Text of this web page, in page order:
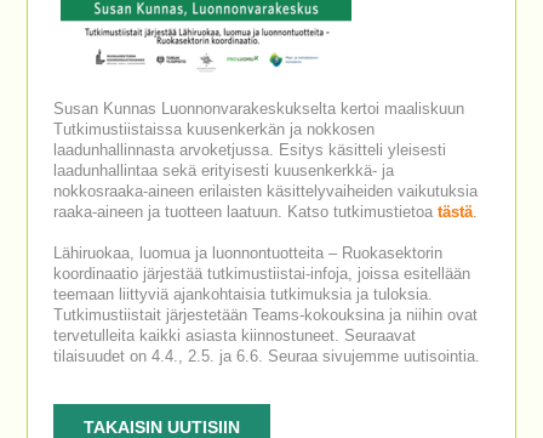
Susan Kunnas Luonnonvarakeskukselta kertoi maaliskuun
Tutkimustiistaissa kuusenkerkän ja nokkosen
laadunhallinnasta arvoketjussa. Esitys käsitteli yleisesti
laadunhallintaa sekä erityisesti kuusenkerkkä- ja
nokkosraaka-aineen erilaisten käsittelyvaiheiden vaikutuksia
raaka-aineen ja tuotteen laatuun. Katso tutkimustietoa tästä.
Lähiruokaa, luomua ja luonnontuotteita – Ruokasektorin
koordinaatio järjestää tutkimustiistai-infoja, joissa esitellään
teemaan liittyviä ajankohtaisia tutkimuksia ja tuloksia.
Tutkimustiistait järjestetään Teams-kokouksina ja niihin ovat
tervetulleita kaikki asiasta kiinnostuneet. Seuraavat
tilaisuudet on 4.4., 2.5. ja 6.6. Seuraa sivujemme uutisointia.
TAKAISIN UUTISIIN